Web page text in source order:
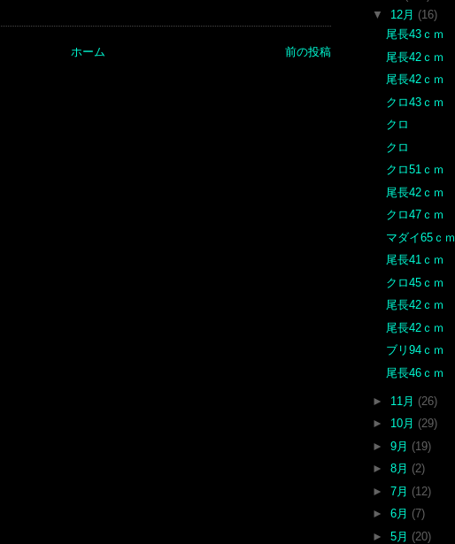
前の投稿
ホーム
▼ 12月 (16)
尾長43ｃｍ
尾長42ｃｍ
尾長42ｃｍ
クロ43ｃｍ
クロ
クロ
クロ51ｃｍ
尾長42ｃｍ
クロ47ｃｍ
マダイ65ｃｍ
尾長41ｃｍ
クロ45ｃｍ
尾長42ｃｍ
尾長42ｃｍ
ブリ94ｃｍ
尾長46ｃｍ
► 11月 (26)
► 10月 (29)
► 9月 (19)
► 8月 (2)
► 7月 (12)
► 6月 (7)
► 5月 (20)